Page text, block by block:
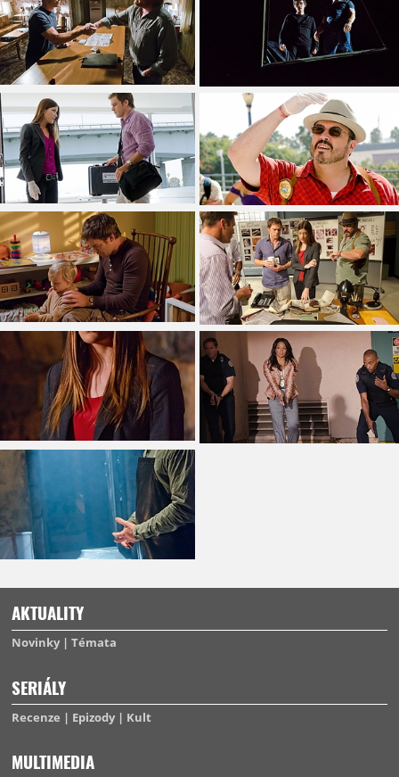
AKTUALITY
Novinky Témata
SERIÁLY
Recenze Epizody Kult
MULTIMEDIA